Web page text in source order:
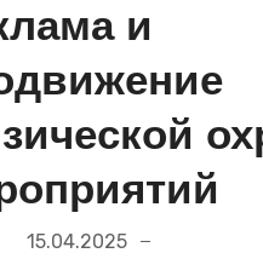
и
15.04.2025